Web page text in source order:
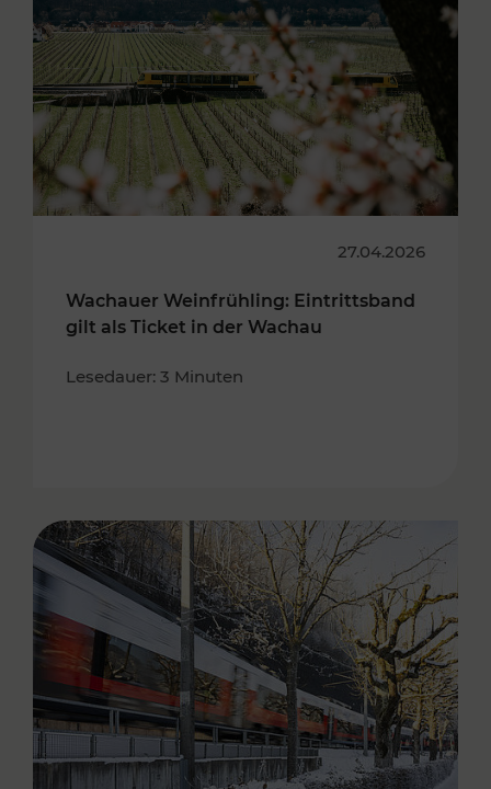
27.04.2026
Wachauer Weinfrühling: Eintrittsband
gilt als Ticket in der Wachau
Lesedauer: 3 Minuten